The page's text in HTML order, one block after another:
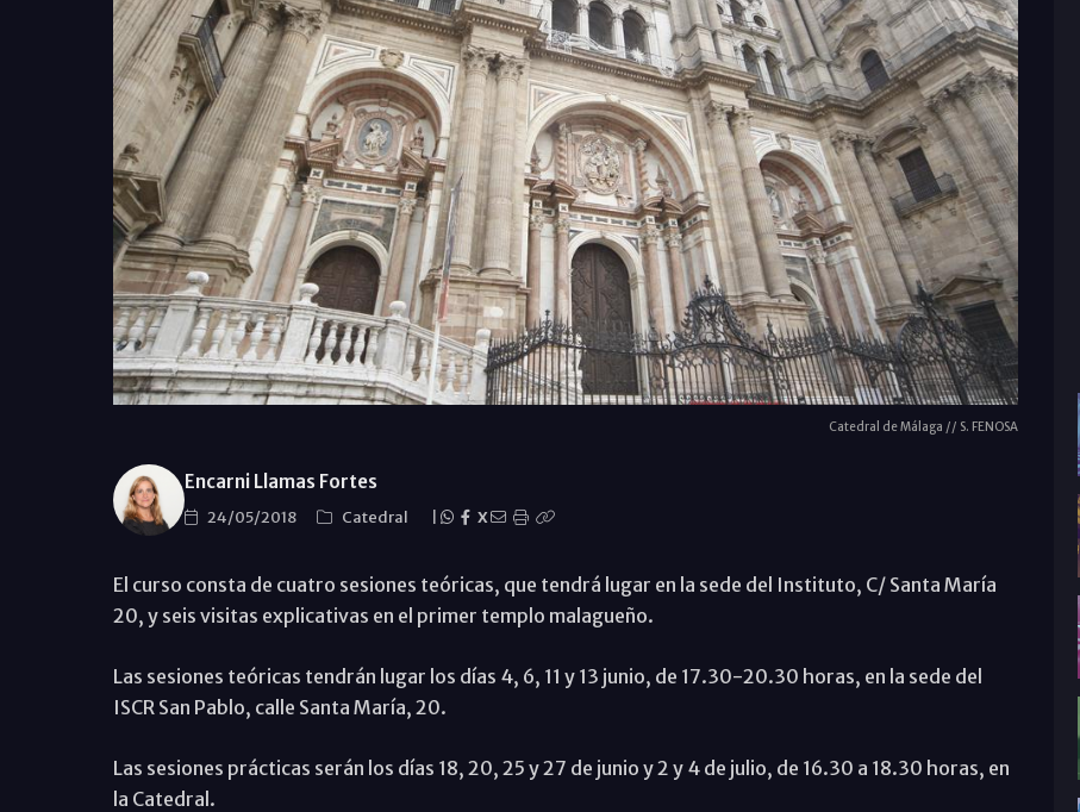
Catedral de Málaga // S. FENOSA
Encarni Llamas Fortes
24/05/2018 Catedral X
El curso consta de cuatro sesiones teóricas, que tendrá lugar en la sede del Instituto, C/ Santa María
20, y seis visitas explicativas en el primer templo malagueño.
Las sesiones teóricas tendrán lugar los días 4, 6, 11 y 13 junio, de 17.30-20.30 horas, en la sede del
ISCR San Pablo, calle Santa María, 20.
Las sesiones prácticas serán los días 18, 20, 25 y 27 de junio y 2 y 4 de julio, de 16.30 a 18.30 horas, en
la Catedral.